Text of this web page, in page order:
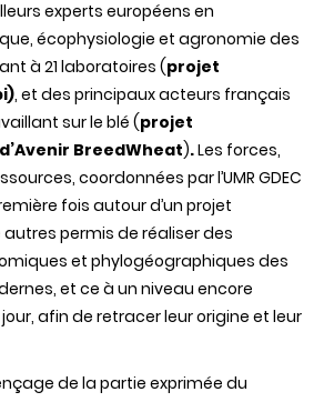
experts européens en
écophysiologie et agronomie des
à 21 laboratoires (projet
, et des principaux acteurs français
sur le blé (projet
BreedWheat).Les forces,
coordonnées par l’UMR GDEC
fois autour d’un projet
permis de réaliser des
et phylogéographiques des
et ce à un niveau encore
afin de retracer leur origine et leur
de la partie exprimée du